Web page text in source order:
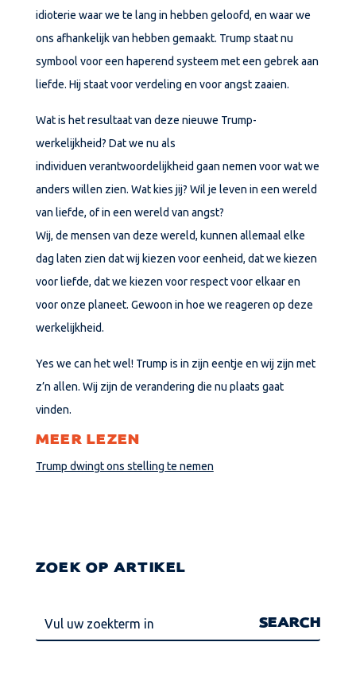
idioterie waar we te lang in hebben geloofd, en waar we
ons afhankelijk van hebben gemaakt. Trump staat nu
symbool voor een haperend systeem met een gebrek aan
liefde. Hij staat voor verdeling en voor angst zaaien.
Wat is het resultaat van deze nieuwe Trump-
werkelijkheid? Dat we nu als
individuen verantwoordelijkheid gaan nemen voor wat we
anders willen zien. Wat kies jij? Wil je leven in een wereld
van liefde, of in een wereld van angst?
Wij, de mensen van deze wereld, kunnen allemaal elke
dag laten zien dat wij kiezen voor eenheid, dat we kiezen
voor liefde, dat we kiezen voor respect voor elkaar en
voor onze planeet. Gewoon in hoe we reageren op deze
werkelijkheid.
Yes we can het wel! Trump is in zijn eentje en wij zijn met
z’n allen. Wij zijn de verandering die nu plaats gaat
vinden.
MEER LEZEN
Trump dwingt ons stelling te nemen
ZOEK OP ARTIKEL